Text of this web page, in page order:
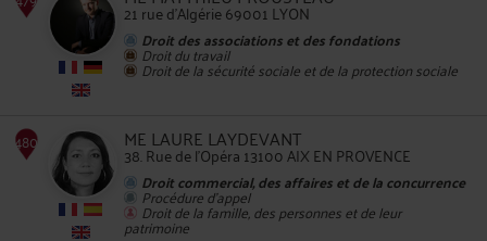
475 21 rue d'Algérie 69001 LYON
Droit des associations et des fondations
Droit du travail
Droit de la sécurité sociale et de la protection sociale
ME LAURE LAYDEVANT
38. Rue de l'Opéra 13100 AIX EN PROVENCE
Droit commercial, des affaires et de la concurrence
Procédure d'appel
Droit de la famille, des personnes et de leur
patrimoine